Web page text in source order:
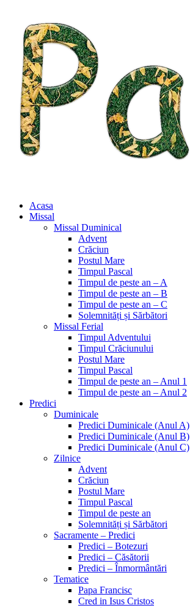
Acasa
Missal
Missal Duminical
Advent
Crăciun
Postul Mare
Timpul Pascal
Timpul de peste an – A
Timpul de peste an – B
Timpul de peste an – C
Solemnități și Sărbători
Missal Ferial
Timpul Adventului
Timpul Crăciunului
Postul Mare
Timpul Pascal
Timpul de peste an – Anul 1
Timpul de peste an – Anul 2
Predici
Duminicale
Predici Duminicale (Anul A)
Predici Duminicale (Anul B)
Predici Duminicale (Anul C)
Zilnice
Advent
Crăciun
Postul Mare
Timpul Pascal
Timpul de peste an
Solemnități și Sărbători
Sacramente – Predici
Predici – Botezuri
Predici – Căsătorii
Predici – Înmormântări
Tematice
Papa Francisc
Cred in Isus Cristos